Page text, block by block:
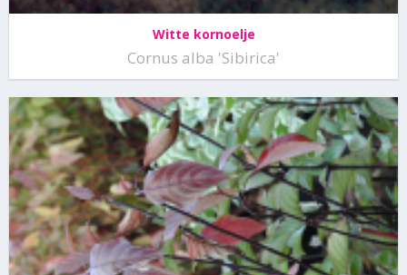
Witte kornoelje
Cornus alba 'Sibirica'